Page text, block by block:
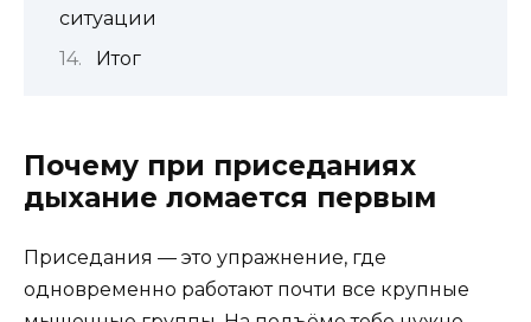
ситуации
Итог
Почему при приседаниях
дыхание ломается первым
Приседания — это упражнение, где
одновременно работают почти все крупные